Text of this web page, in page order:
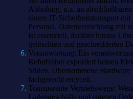
Abholung, u.a. an
einem IT-Sicherheitstransport
Personal. Datenvernichtung mit
ist essenziell, darüber hinaus
gelöschten und geschredderten
Verantwortung: Ein
Refurbisher exportiert keinen
Süden. Übernommene
fachgerecht recycelt.
Transparente Vertriebswege:
Ladengeschäfte und eigenen